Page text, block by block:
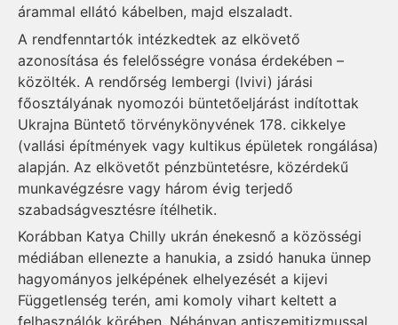
árammal ellátó kábelben, majd elszaladt.
A rendfenntartók intézkedtek az elkövető
azonosítása és felelősségre vonása érdekében –
közölték. A rendőrség lembergi (lvivi) járási
főosztályának nyomozói büntetőeljárást indítottak
Ukrajna Büntető törvénykönyvének 178. cikkelye
(vallási építmények vagy kultikus épületek rongálása)
alapján. Az elkövetőt pénzbüntetésre, közérdekű
munkavégzésre vagy három évig terjedő
szabadságvesztésre ítélhetik.
Korábban Katya Chilly ukrán énekesnő a közösségi
médiában ellenezte a hanukia, a zsidó hanuka ünnep
hagyományos jelképének elhelyezését a kijevi
Függetlenség terén, ami komoly vihart keltett a